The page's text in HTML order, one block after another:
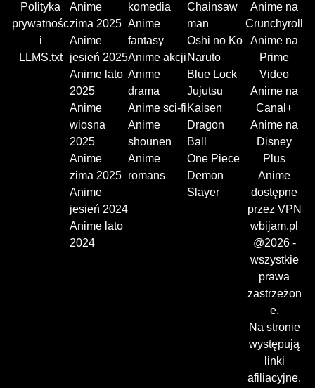
Polityka
prywatnośc
i
LLMS.txt
Anime
zima 2025
Anime
jesień 2025
Anime lato
2025
Anime
wiosna
2025
Anime
zima 2025
Anime
jesień 2024
Anime lato
2024
komedia
Anime
fantasy
Anime akcji
Anime
drama
Anime sci-fi
Anime
shounen
Anime
romans
Chainsaw
man
Oshi no Ko
Naruto
Blue Lock
Jujutsu
Kaisen
Dragon
Ball
One Piece
Demon
Slayer
Anime na
Crunchyroll
Anime na
Prime
Video
Anime na
Canal+
Anime na
Disney
Plus
Anime
dostępne
przez VPN
wbijam.pl
@2026 -
wszystkie
prawa
zastrzeżon
e.
Na stronie
występują
linki
afiliacyjne.